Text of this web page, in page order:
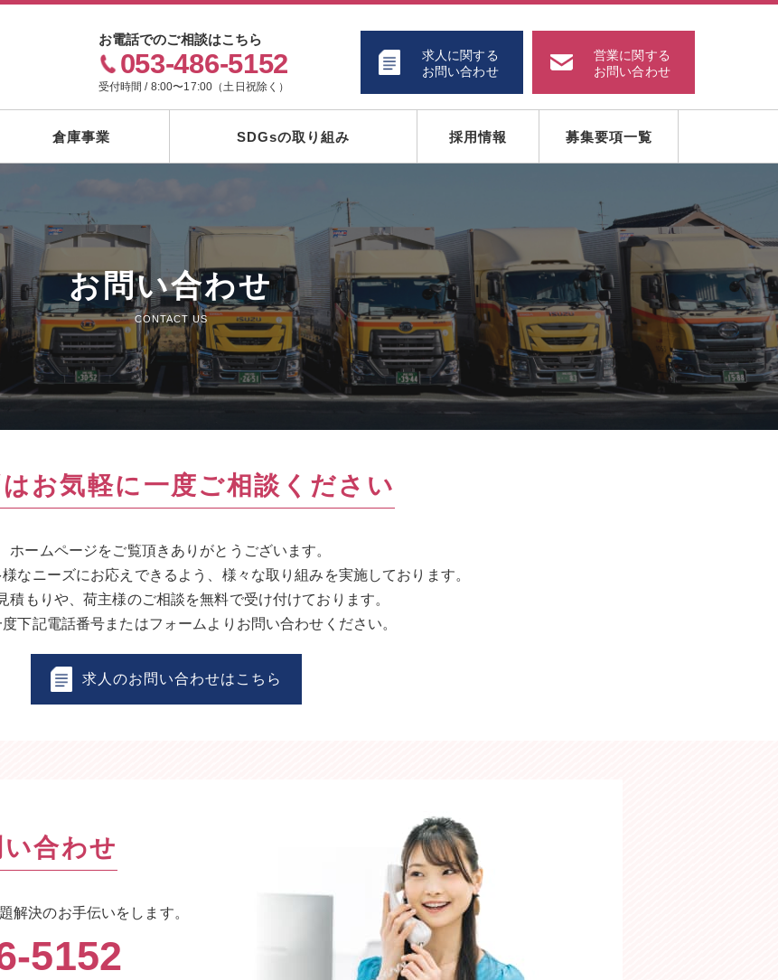
お電話でのご相談はこちら
053-486-5152
受付時間 / 8:00〜17:00（土日祝除く）
求人に関する
お問い合わせ
営業に関する
お問い合わせ
倉庫事業 SDGsの取り組み 採用情報 募集要項一覧
お問い合わせ
CONTACT US
はお気軽に一度ご相談ください
ホームページをご覧頂きありがとうございます。
なニーズにお応えできるよう、様々な取り組みを実施しております。
積もりや、荷主様のご相談を無料で受け付けております。
度下記電話番号またはフォームよりお問い合わせください。
求人のお問い合わせはこちら
合わせ
解決のお手伝いをします。
5152